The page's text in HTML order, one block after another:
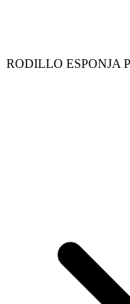
RODILLO ESPONJA